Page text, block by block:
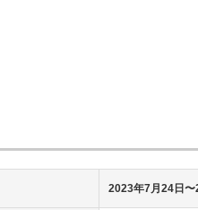
2023年7月24日〜